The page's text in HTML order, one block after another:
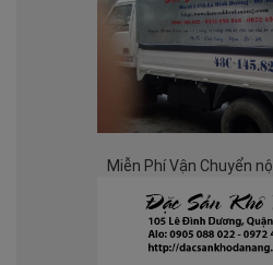
Miễn Phí Vận Chuyển